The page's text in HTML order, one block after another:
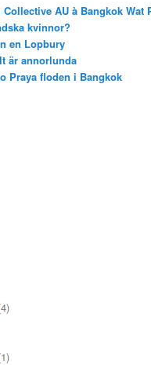
AU à Bangkok Wat
kvinnor?
en Lopbury
är annorlunda
Praya floden i Bangkok